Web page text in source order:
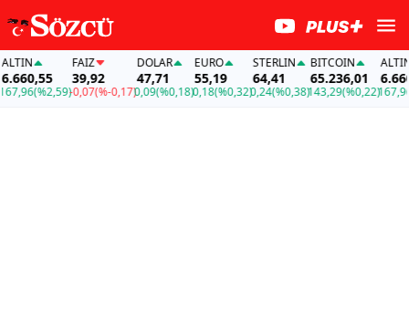
(%2,59)
39,92
-0,07(%-0,17)
DOLAR
47,71
0,09(%0,18)
EURO
55,19
0,18(%0,32)
STERLIN
64,41
0,24(%0,38)
BITCOIN
65.236,01
143,29(%0,22)
ALTIN
6.660,55
167,96